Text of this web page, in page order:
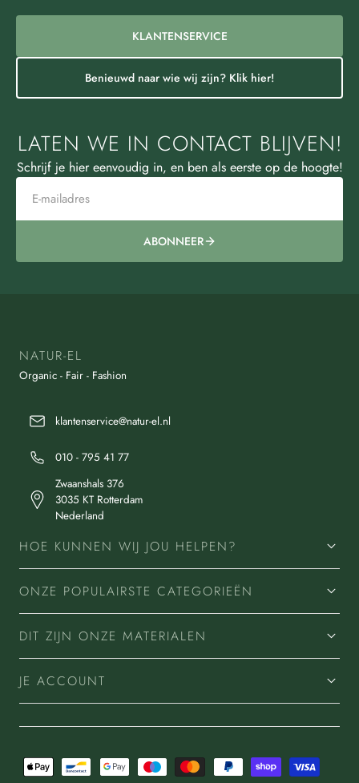
KLANTENSERVICE
Benieuwd naar wie wij zijn? Klik hier!
LATEN WE IN CONTACT BLIJVEN!
Schrijf je hier eenvoudig in, en ben als eerste op de hoogte!
ABONNEER
NATUR-EL
Organic - Fair - Fashion
klantenservice@natur-el.nl
010 - 795 41 77
Zwaanshals 376
3035 KT Rotterdam
Nederland
HOE KUNNEN WIJ JOU HELPEN?
ONZE POPULAIRSTE CATEGORIEËN
DIT ZIJN ONZE MATERIALEN
JE ACCOUNT
Betaalmethoden